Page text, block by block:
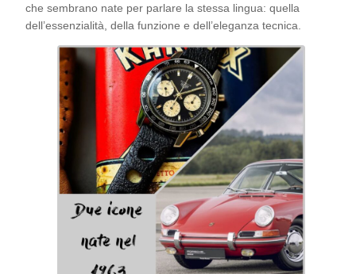
che sembrano nate per parlare la stessa lingua: quella
dell’essenzialità, della funzione e dell’eleganza tecnica.